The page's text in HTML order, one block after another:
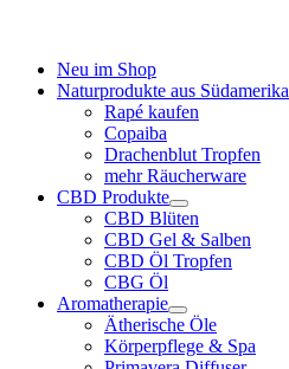
Neu im Shop
Naturprodukte aus Südamerika
Rapé kaufen
Copaiba
Drachenblut Tropfen
mehr Räucherware
CBD Produkte
CBD Blüten
CBD Gel & Salben
CBD Öl Tropfen
CBG Öl
Aromatherapie
Ätherische Öle
Körperpflege & Spa